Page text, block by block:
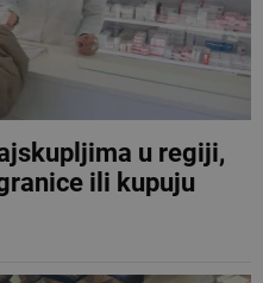
u regiji,
ili kupuju